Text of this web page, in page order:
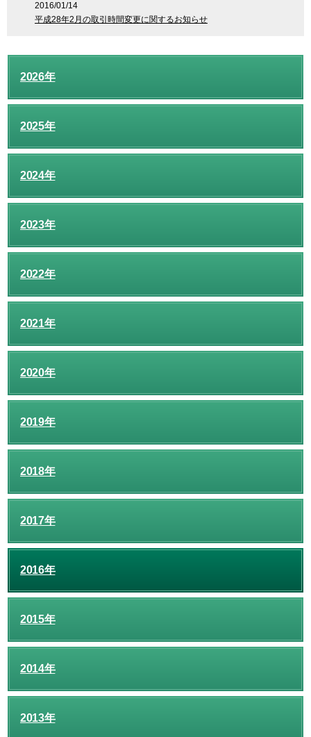
2016/01/14
平成28年2月の取引時間変更に関するお知らせ
2026年
2025年
2024年
2023年
2022年
2021年
2020年
2019年
2018年
2017年
2016年
2015年
2014年
2013年